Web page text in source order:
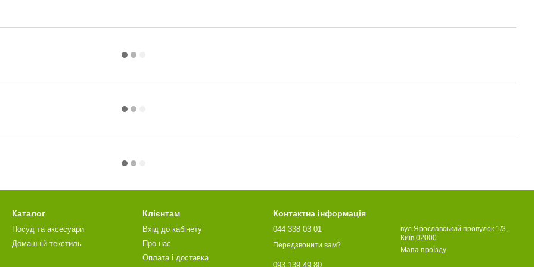
Каталог
Посуд та аксесуари
Домашній текстиль
Клієнтам
Вхід до кабінету
Про нас
Оплата і доставка
Контактна інформація
044 338 03 01
Передзвонити вам?
093 139 49 80
вул.Ярославський провулок 1/3,
Київ 02000
Мапа проїзду